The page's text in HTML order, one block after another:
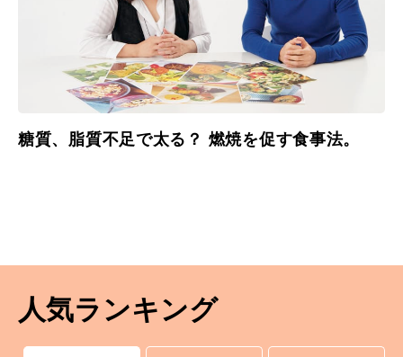
糖質、脂質不足で太る？ 燃焼を促す食事法。
人気ランキング